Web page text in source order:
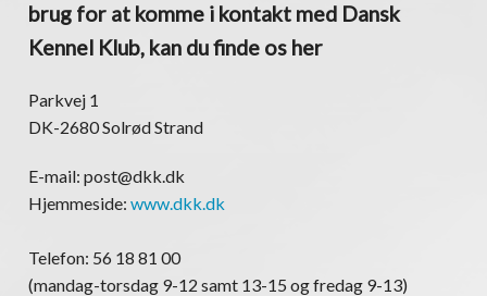
brug for at komme i kontakt med Dansk
Kennel Klub, kan du finde os her
Parkvej 1
DK-2680 Solrød Strand
E-mail: post@dkk.dk
Hjemmeside: www.dkk.dk
Telefon: 56 18 81 00
(mandag-torsdag 9-12 samt 13-15 og fredag 9-13)